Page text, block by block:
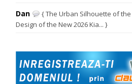
Dan
{ The Urban Silhouette of
Design of the New 2026 Kia... }